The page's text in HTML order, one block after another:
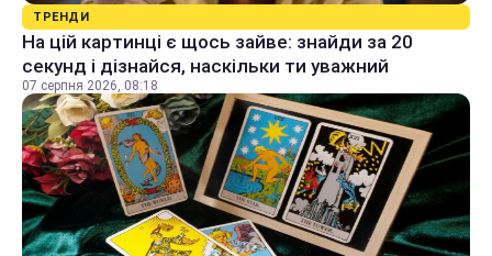
ТРЕНДИ
На цій картинці є щось зайве: знайди за 20
секунд і дізнайся, наскільки ти уважний
07 серпня 2026, 08:18